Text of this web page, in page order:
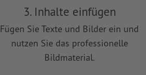
3. Inhalte einfügen
Fügen Sie Texte und Bilder ein und
nutzen Sie das professionelle
Bildmaterial.